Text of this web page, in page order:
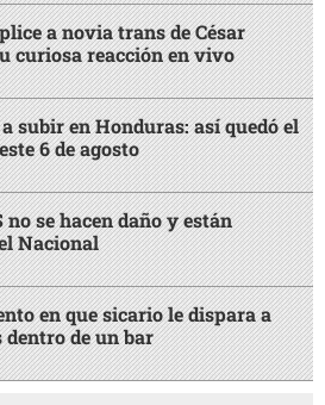
a novia trans de César
curiosa reacción en vivo
subir en Honduras: así quedó el
6 de agosto
se hacen daño y están
Nacional
en que sicario le dispara a
de un bar